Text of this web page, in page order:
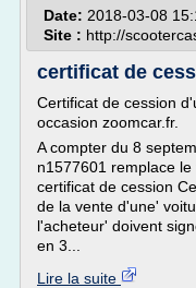
Date: 2018-03-08
Site : http://
certificat de
Certificat de cession
occasion zoomcar.fr.
A compter du 8
n1577601 remplace
certificat de cession
de la vente d'une'
l'acheteur' doivent
en 3...
Lire la suite